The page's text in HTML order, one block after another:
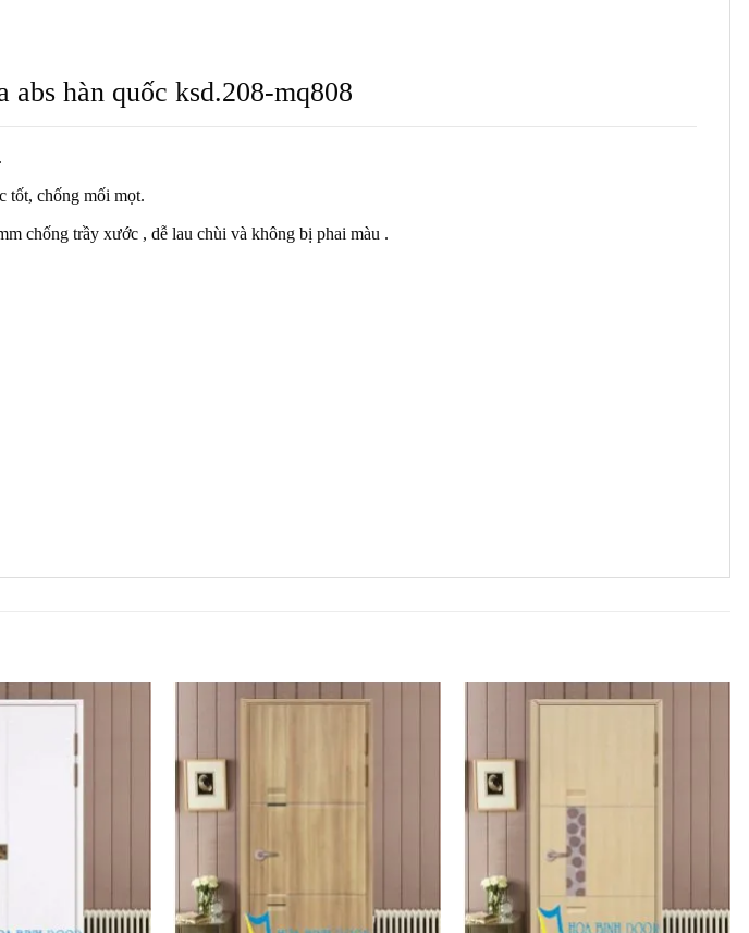
abs hàn quốc ksd.208-mq808
tốt, chống mối mọt.
chống trầy xước , dễ lau chùi và không bị phai màu .